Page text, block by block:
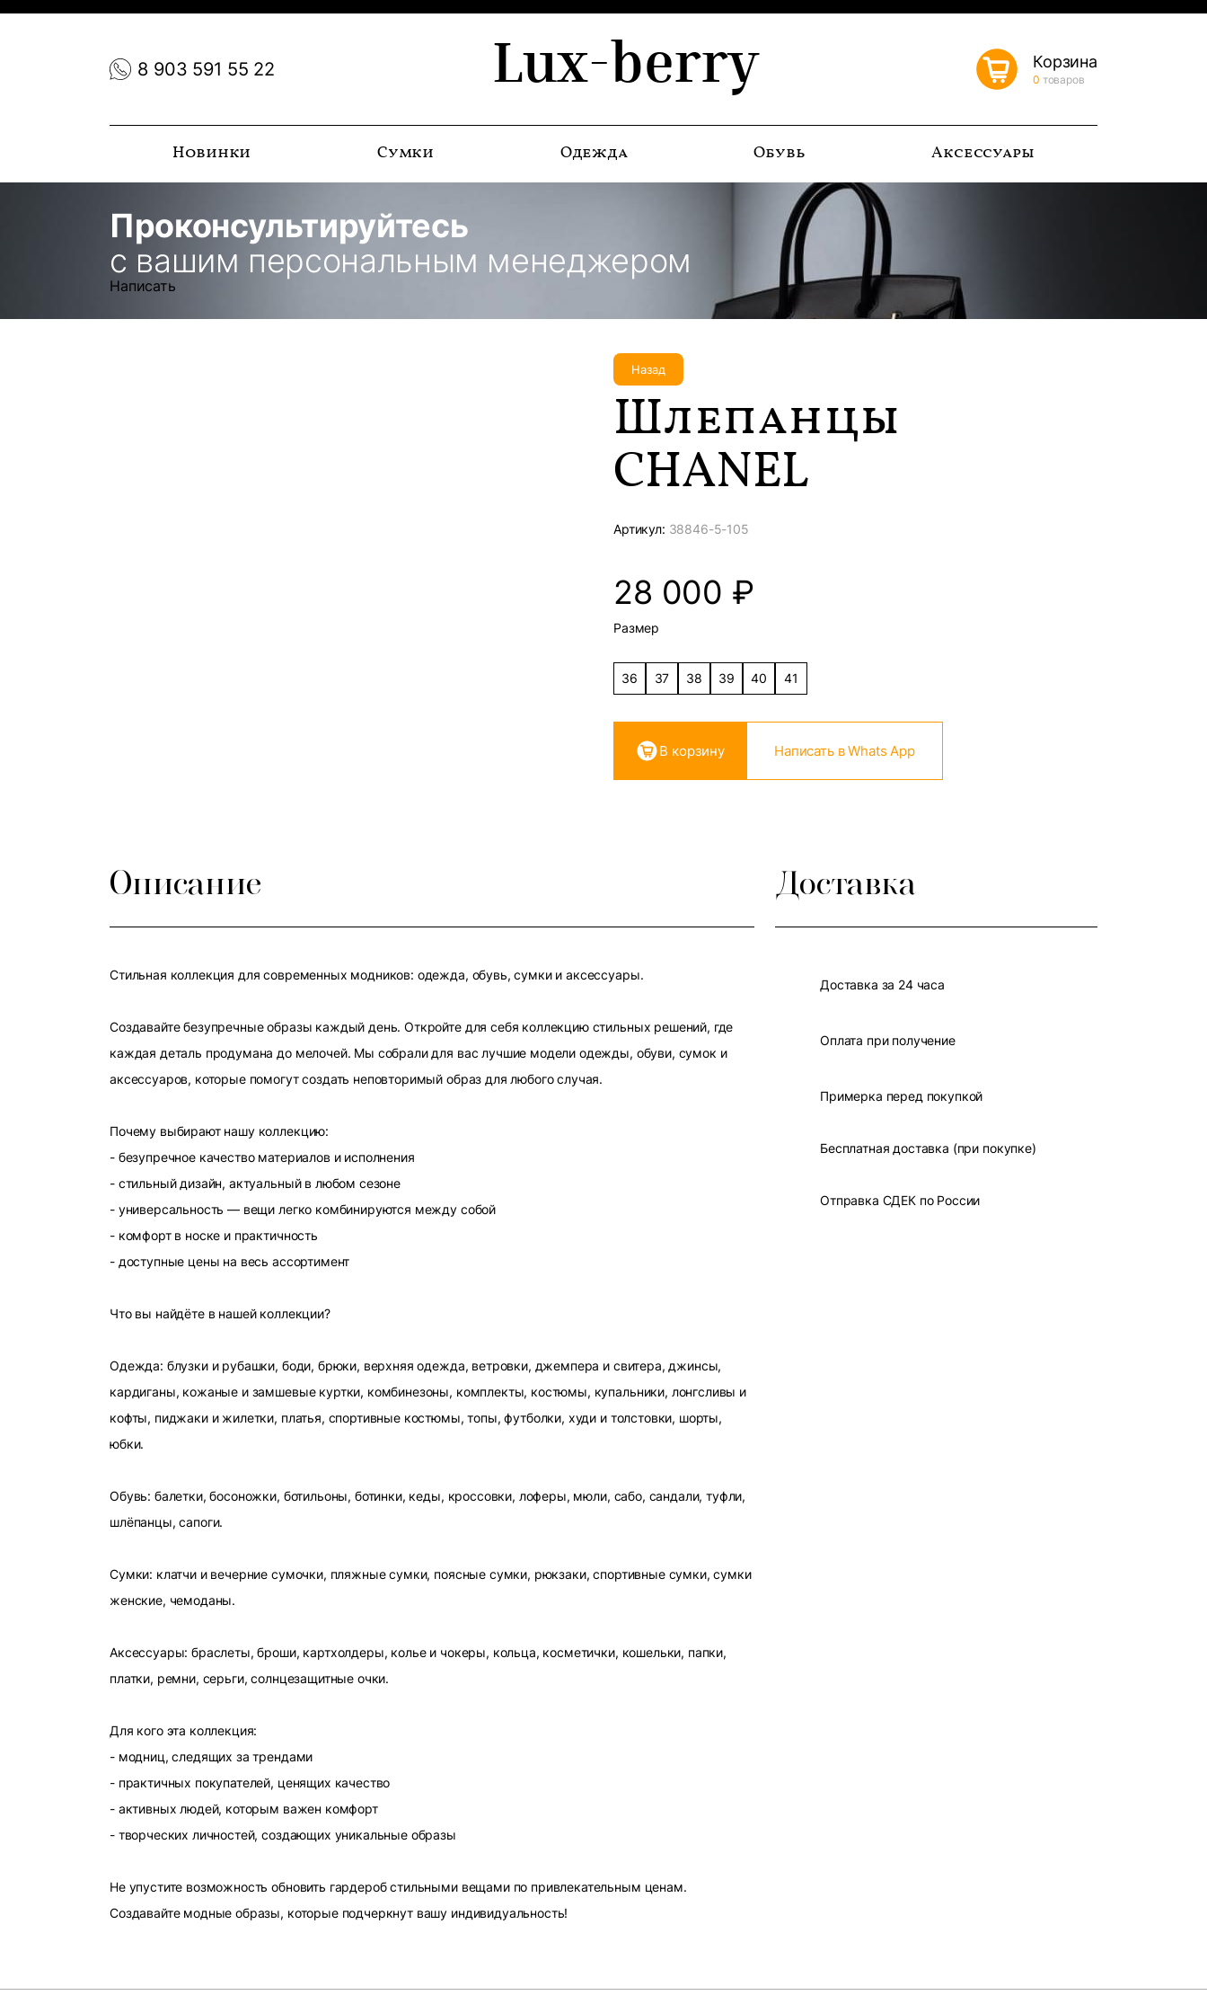
8 903 591 55 22 Lux-berry Корзина
0 товаров
Новинки Сумки Одежда Обувь Аксессуары
Проконсультируйтесь
с вашим персональным менеджером
Написать
Назад
Шлепанцы
CHANEL
Артикул: 38846-5-105
28 000 ₽
Размер
36 37 38 39 40 41
В корзину Написать в Whats App
Описание
Стильная коллекция для современных модников: одежда, обувь, сумки и аксессуары.
Создавайте безупречные образы каждый день. Откройте для себя коллекцию стильных решений, где
каждая деталь продумана до мелочей. Мы собрали для вас лучшие модели одежды, обуви, сумок и
аксессуаров, которые помогут создать неповторимый образ для любого случая.
Почему выбирают нашу коллекцию:
- безупречное качество материалов и исполнения
- стильный дизайн, актуальный в любом сезоне
- универсальность — вещи легко комбинируются между собой
- комфорт в носке и практичность
- доступные цены на весь ассортимент
Что вы найдёте в нашей коллекции?
Одежда: блузки и рубашки, боди, брюки, верхняя одежда, ветровки, джемпера и свитера, джинсы,
кардиганы, кожаные и замшевые куртки, комбинезоны, комплекты, костюмы, купальники, лонгсливы и
кофты, пиджаки и жилетки, платья, спортивные костюмы, топы, футболки, худи и толстовки, шорты,
юбки.
Обувь: балетки, босоножки, ботильоны, ботинки, кеды, кроссовки, лоферы, мюли, сабо, сандали, туфли,
шлёпанцы, сапоги.
Сумки: клатчи и вечерние сумочки, пляжные сумки, поясные сумки, рюкзаки, спортивные сумки, сумки
женские, чемоданы.
Аксессуары: браслеты, броши, картхолдеры, колье и чокеры, кольца, косметички, кошельки, папки,
платки, ремни, серьги, солнцезащитные очки.
Для кого эта коллекция:
- модниц, следящих за трендами
- практичных покупателей, ценящих качество
- активных людей, которым важен комфорт
- творческих личностей, создающих уникальные образы
Не упустите возможность обновить гардероб стильными вещами по привлекательным ценам.
Создавайте модные образы, которые подчеркнут вашу индивидуальность!
Доставка
Доставка за 24 часа
Оплата при получение
Примерка перед покупкой
Бесплатная доставка (при покупке)
Отправка СДЕК по России